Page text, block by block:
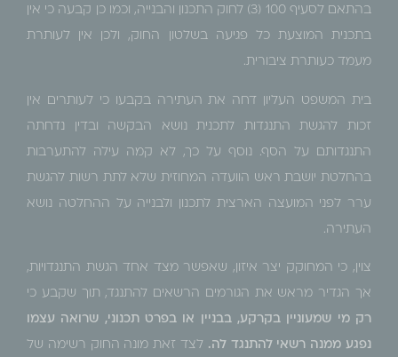
בהתאם לסעיף 100 (3) לחוק התכנון והבנייה, וכמו כן קבעה כי אין
בתכנית המוצעת כל פגיעה בשלטון החוק, ולכן אין לעותרת
מעמד כעותרת ציבורית.
בית המשפט העליון דחה את העתירה בקבעו כי לעותרים אין
זכות להגשת התנגדות לתכנית נושא הבקשה ובדין נדחתה
התנגדותם על הסף. נוסף על כך, לא קמה עילה להתערבות
בהחלטת יושבת ראש הוועדה המחוזית שלא לתת רשות להגשת
ערר לפני המועצה הארצית לתכנון ולבנייה על ההחלטה נושא
העתירה.
צוין, כי המחוקק יצר איזון, שאפשר מצד אחד הגשת התנגדויות,
אך הגדיר מראש את הגורמים הרשאים להתנגד, תוך שקבע כי
רק מי שמעוניין בקרקע, בבניין או בפרט תכנוני, שרואה עצמו
נפגע ממנה רשאי להתנגד לה. לצד זאת מונה החוק רשימה של